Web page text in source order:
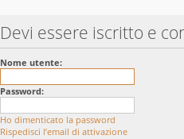
Devi essere iscritto e
Nome utente:
Password:
Ho dimenticato la password
Rispedisci l’email di attivazione